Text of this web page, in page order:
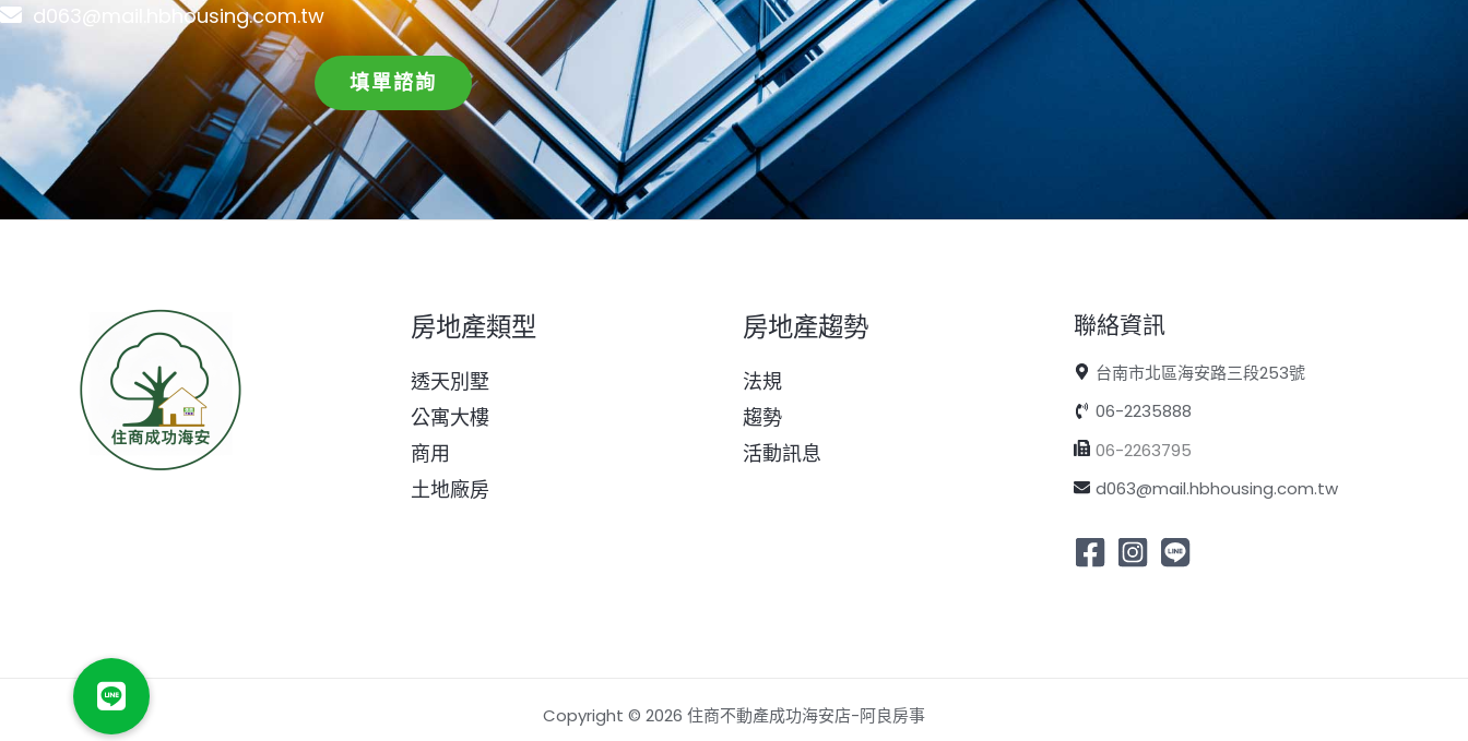
d063@mail.hbhousing.com.tw
填單諮詢
房地產類型
透天別墅
公寓大樓
商用
土地廠房
房地產趨勢
法規
趨勢
活動訊息
聯絡資訊
台南市北區海安路三段253號
06-2235888
06-2263795
d063@mail.hbhousing.com.tw
Copyright © 2026 住商不動產成功海安店-阿良房事